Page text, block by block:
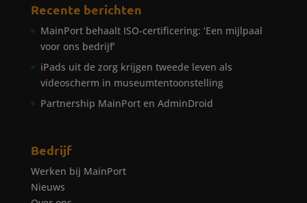
Recente berichten
MainPort behaalt ISO-certificering: ‘Een mijlpaal
voor ons bedrijf’
iPads uit de zorg krijgen tweede leven als
videoscherm in museumtentoonstelling
Partnership MainPort en AdminDroid
Bedrijf
Werken bij MainPort
Nieuws